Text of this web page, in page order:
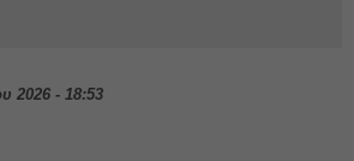
2026 - 18:53